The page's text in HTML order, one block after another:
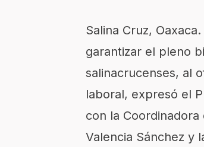
Salina Cruz,
garantizar el pleno
salinacrucenses, al
laboral, expresó el
con la
Valencia Sánchez y